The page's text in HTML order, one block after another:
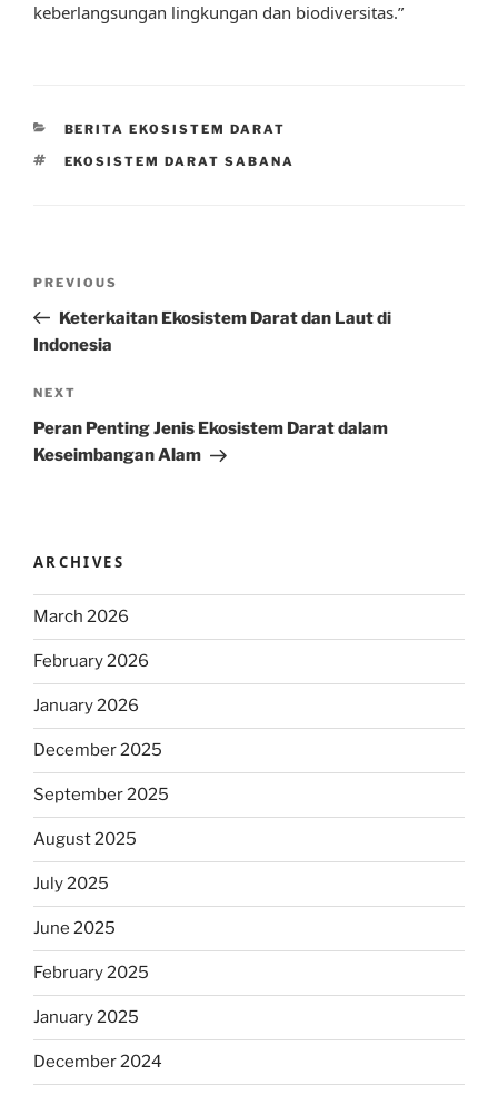
keberlangsungan lingkungan dan biodiversitas.”
CATEGORIES
BERITA EKOSISTEM DARAT
TAGS
EKOSISTEM DARAT SABANA
Previous
Post
PREVIOUS
Keterkaitan Ekosistem Darat dan Laut di
Indonesia
Next
Post
NEXT
Peran Penting Jenis Ekosistem Darat dalam
Keseimbangan Alam
ARCHIVES
March 2026
February 2026
January 2026
December 2025
September 2025
August 2025
July 2025
June 2025
February 2025
January 2025
December 2024